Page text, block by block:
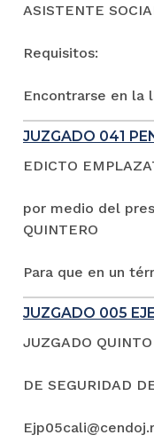
ASISTENTE
Requisitos:
Encontrarse en la
JUZGADO 041
EDICTO
por medio del
QUINTERO
Para que en un
JUZGADO 005
JUZGADO
DE SEGURIDAD